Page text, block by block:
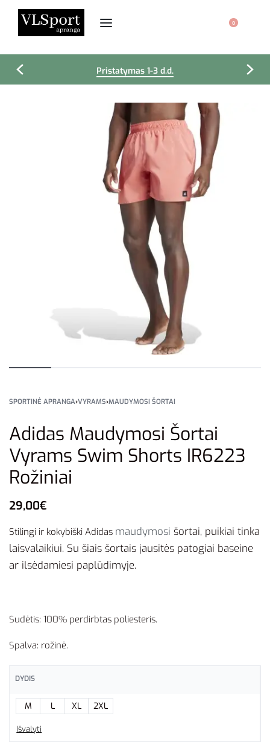
0
Pristatymas 1-3 d.d.
SPORTINĖ APRANGA›VYRAMS›MAUDYMOSI ŠORTAI
Adidas Maudymosi Šortai
Vyrams Swim Shorts IR6223
Rožiniai
29,00€
Stilingi ir kokybiški Adidas maudymosi šortai, puikiai tinka
laisvalaikiui. Su šiais šortais jausitės patogiai baseine
ar ilsėdamiesi paplūdimyje.
Sudėtis: 100% perdirbtas poliesteris.
Spalva: rožinė.
DYDIS
M L XL 2XL
Išvalyti